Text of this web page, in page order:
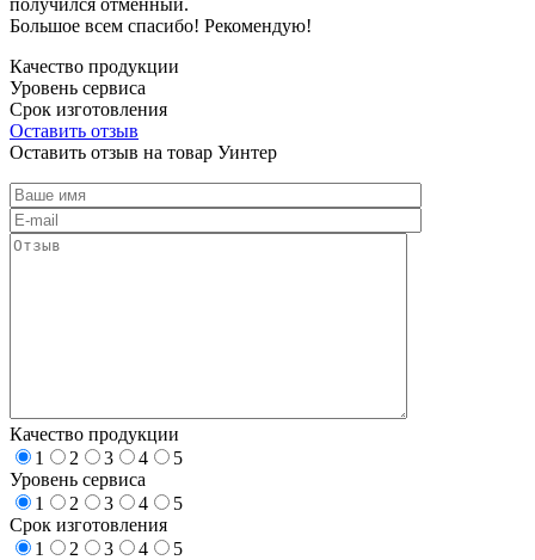
Большое всем спасибо! Рекомендую!
Качество продукции
Уровень сервиса
Срок изготовления
Оставить отзыв
Оставить отзыв на товар Уинтер
Качество продукции
1
2 3 4
5
Уровень сервиса
1
2 3 4
5
Срок изготовления
1
2 3 4
5